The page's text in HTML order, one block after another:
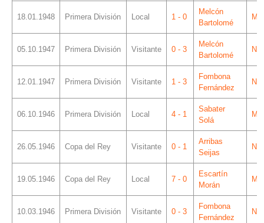
18.01.1948 Primera División Local 1 - 0
Melcón
Bartolomé
05.10.1947 Primera División Visitante 0 - 3
Melcón
Bartolomé
12.01.1947 Primera División Visitante 1 - 3
Fombona
Fernández
06.10.1946 Primera División Local 4 - 1
Sabater
Solá
26.05.1946 Copa del Rey Visitante 0 - 1
Arribas
Seijas
19.05.1946 Copa del Rey Local 7 - 0
Escartín
Morán
10.03.1946 Primera División Visitante 0 - 3
Fombona
Fernández